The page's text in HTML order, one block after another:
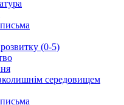
(0-5)
середовищем